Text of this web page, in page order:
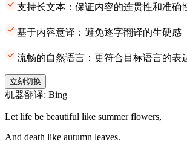
支持长文本：保证内容的连贯性和准确
基于内容意译：避免逐字翻译的生硬感
流畅的自然语言：更符合目标语言的表
立刻切换
机器翻译: Bing
Let life be beautiful like summer flowers,
And death like autumn leaves.